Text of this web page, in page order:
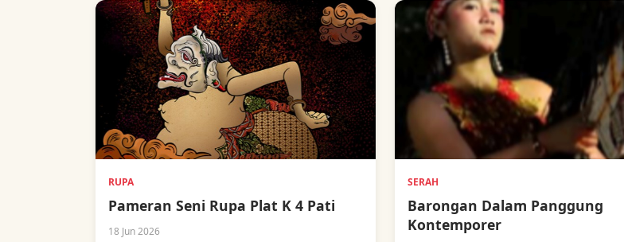
RUPA
Pameran Seni Rupa Plat K 4 Pati
18 Jun 2026
SERAH
Barongan Dalam Panggung
Kontemporer